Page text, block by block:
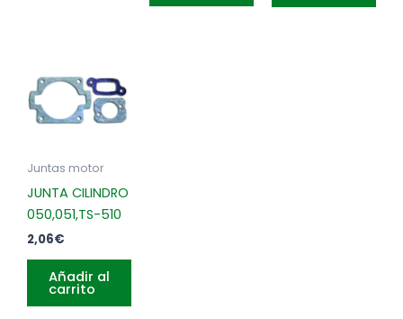
Juntas motor
JUNTA CILINDRO
050,051,TS-510
2,06€
Añadir al
carrito